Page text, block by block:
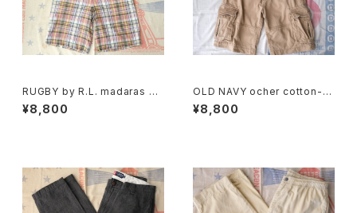
RUGBY by R.L. madaras pl
aid cotton Shorts
¥8,800
OLD NAVY ocher cotton-t
will cargo Shorts
¥8,800